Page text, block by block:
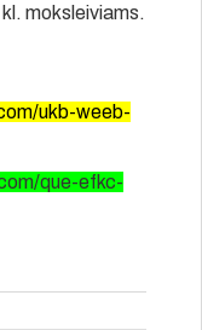
moksleiviams.
ukb-weeb-
que-efkc-